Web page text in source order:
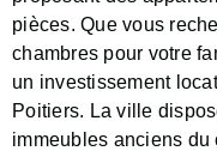
pièces. Que vous
chambres pour votre
un investissement
Poitiers. La ville
immeubles anciens